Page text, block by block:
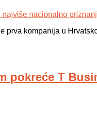
prva kompanija u
pokreće T